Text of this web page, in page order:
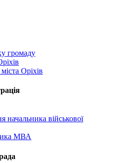
громаду
Оріхів
начальника військової
МВА